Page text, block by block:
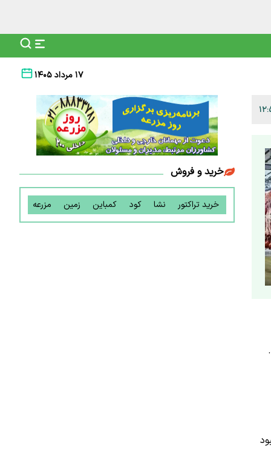
۱۷ مرداد ۱۴۰۵
خرید و فروش
خرید تراکتور نشا کود کمباین زمین مزرعه